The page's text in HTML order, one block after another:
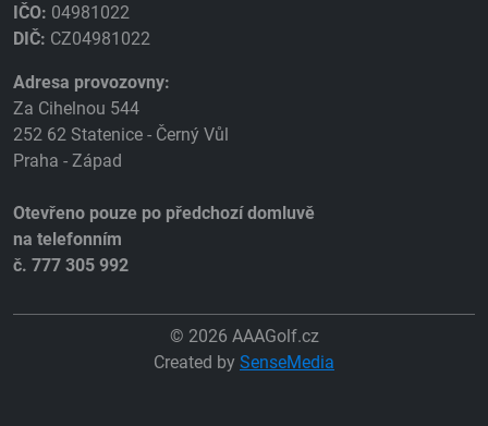
IČO: 04981022
DIČ: CZ04981022
Adresa provozovny:
Za Cihelnou 544
252 62 Statenice - Černý Vůl
Praha - Západ
Otevřeno pouze po předchozí domluvě
na telefonním
č. 777 305 992
© 2026 AAAGolf.cz
Created by SenseMedia